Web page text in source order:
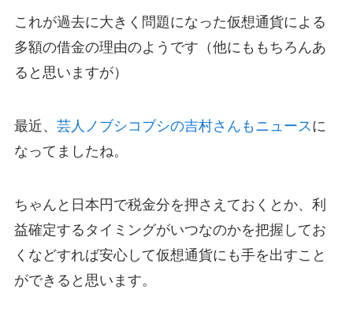
これが過去に大きく問題になった仮想通貨による
多額の借金の理由のようです（他にももちろんあ
ると思いますが）
最近、 芸人ノブシコブシの吉村さんもニュースに
なってましたね。
ちゃんと日本円で税金分を押さえておくとか、利
益確定するタイミングがいつなのかを把握してお
くなどすれば安心して仮想通貨にも手を出すこと
ができると思います。